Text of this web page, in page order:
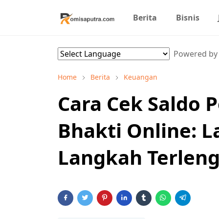
Berita Bisnis
Powered by
Home Berita Keuangan
Cara Cek Saldo
Bhakti Online:
Langkah